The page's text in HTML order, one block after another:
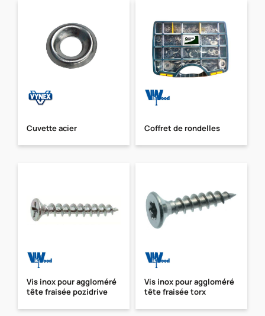
Cuvette acier Coffret de rondelles
Vis inox pour aggloméré
tête fraisée pozidrive
Vis inox pour aggloméré
tête fraisée torx